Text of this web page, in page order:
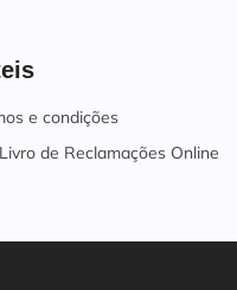
e condições
Livro de Reclamações Online